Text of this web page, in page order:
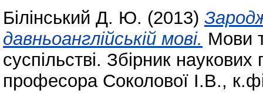
Білінський Д. Ю. (2013)
давньоанглійській мові. Мови
суспільстві. Збірник
професора Соколової І.В.,